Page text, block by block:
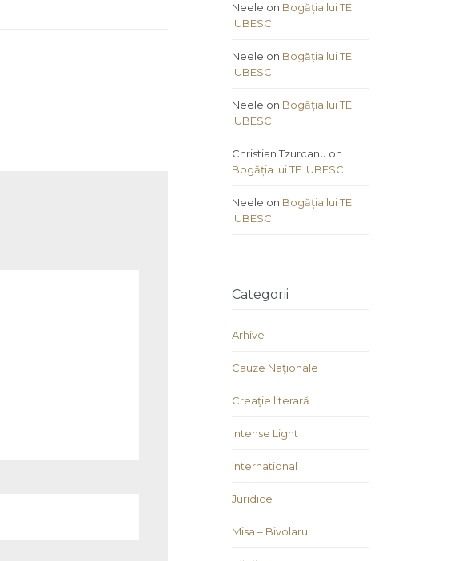
Neele on Bogăția lui TE
IUBESC
Neele on Bogăția lui TE
IUBESC
Neele on Bogăția lui TE
IUBESC
Christian Tzurcanu on
Bogăția lui TE IUBESC
Neele on Bogăția lui TE
IUBESC
Categorii
Arhive
Cauze Naţionale
Creaţie literară
Intense Light
international
Juridice
Misa – Bivolaru